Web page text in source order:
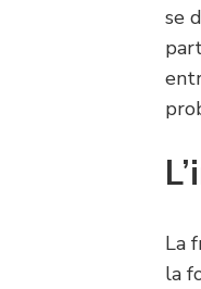
se
La
la